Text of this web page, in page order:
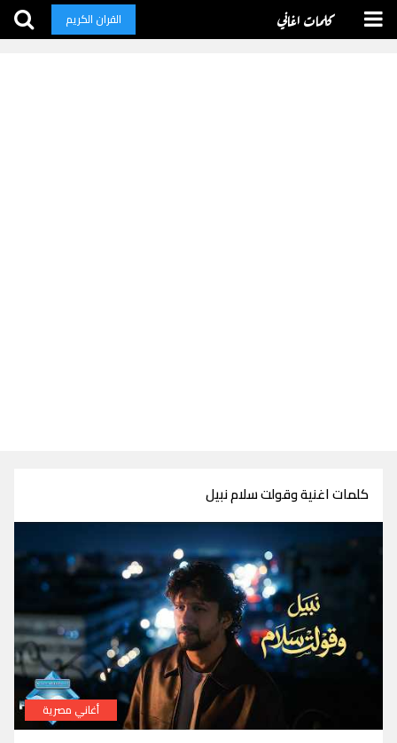
كلمات اغاني القران الكريم
كلمات اغنية وقولت سلام نبيل
أغاني مصرية